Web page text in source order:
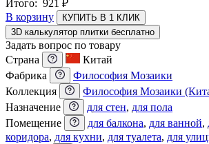
Итого: 921 ₽
В корзину
КУПИТЬ В 1 КЛИК
3D калькулятор плитки бесплатно
Задать вопрос по товару
Страна
Китай
Фабрика
Философия Мозаики
Коллекция
Философия Мозаики
Назначение
для стен, для пола
Помещение
для балкона, для ванной,
коридора, для кухни, для туалета, для